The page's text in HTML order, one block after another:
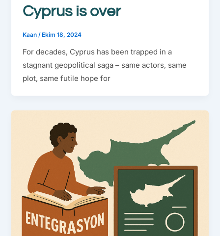
Cyprus is over
Kaan / Ekim 18, 2024
For decades, Cyprus has been trapped in a
stagnant geopolitical saga – same actors, same
plot, same futile hope for